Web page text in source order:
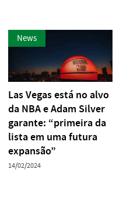
News
Las Vegas está no alvo
da NBA e Adam Silver
garante: “primeira da
lista em uma futura
expansão”
14/02/2024